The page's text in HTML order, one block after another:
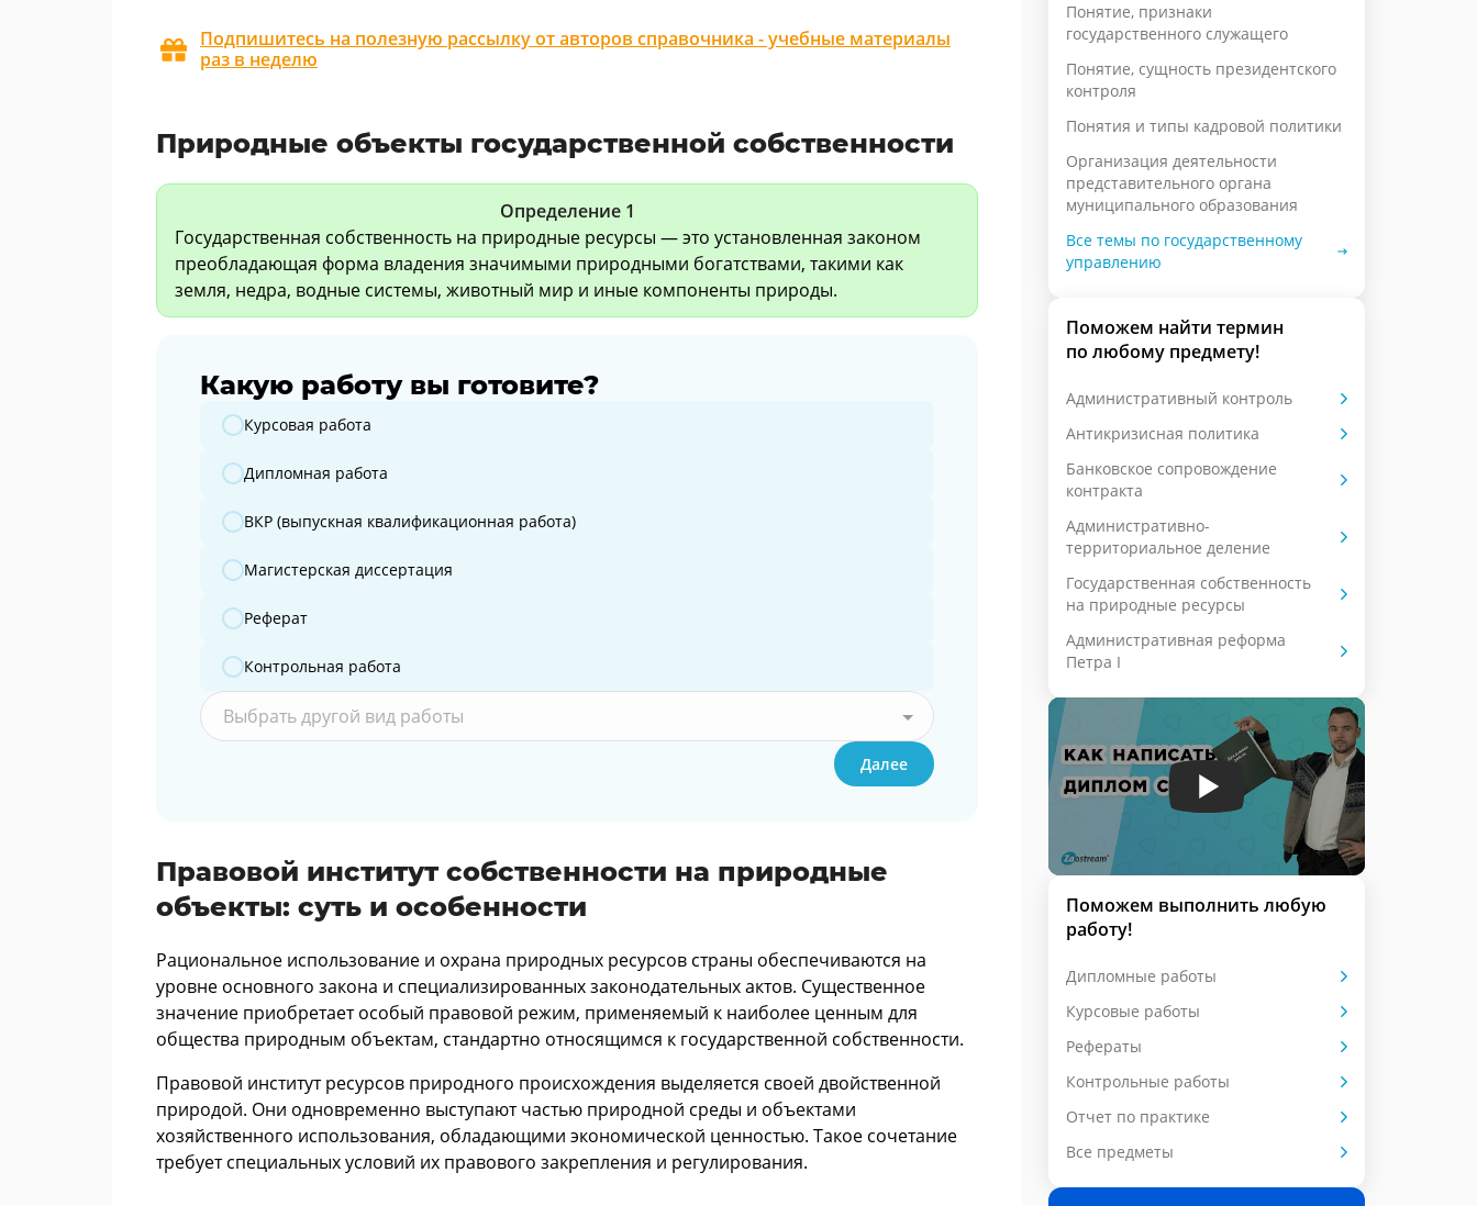
Подпишитесь на полезную рассылку от авторов справочника - учебные материалы
раз в неделю
Природные объекты государственной собственности
Определение 1
Государственная собственность на природные ресурсы — это установленная законом
преобладающая форма владения значимыми природными богатствами, такими как
земля, недра, водные системы, животный мир и иные компоненты природы.
Какую работу вы готовите?
Какую работу вы готовите?
Курсовая работа
Дипломная работа
ВКР (выпускная квалификационная работа)
Магистерская диссертация
Реферат
Контрольная работа
Выбрать другой вид работы
Далее
Правовой институт собственности на природные
объекты: суть и особенности
Рациональное использование и охрана природных ресурсов страны обеспечиваются на
уровне основного закона и специализированных законодательных актов. Существенное
значение приобретает особый правовой режим, применяемый к наиболее ценным для
общества природным объектам, стандартно относящимся к государственной собственности.
Правовой институт ресурсов природного происхождения выделяется своей двойственной
природой. Они одновременно выступают частью природной среды и объектами
хозяйственного использования, обладающими экономической ценностью. Такое сочетание
требует специальных условий их правового закрепления и регулирования.
Понятие, признаки
государственного служащего
Понятие, сущность президентского
контроля
Понятия и типы кадровой политики
Организация деятельности
представительного органа
муниципального образования
Все темы по государственному
управлению
Поможем найти термин
по любому предмету!
Административный контроль
Антикризисная политика
Банковское сопровождение
контракта
Административно-
территориальное деление
Государственная собственность
на природные ресурсы
Административная реформа
Петра I
Поможем выполнить любую
работу!
Дипломные работы
Курсовые работы
Рефераты
Контрольные работы
Отчет по практике
Все предметы